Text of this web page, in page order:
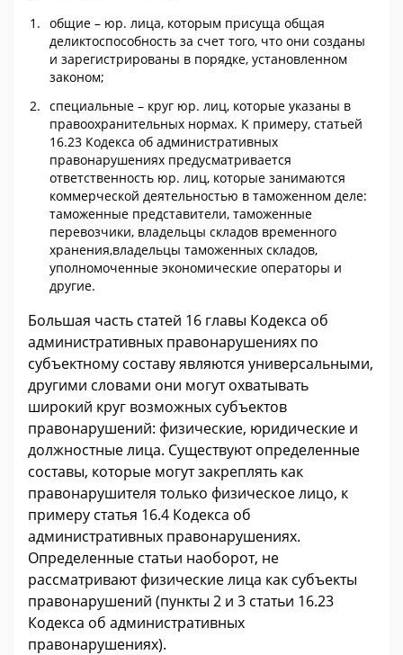
общие – юр. лица, которым присуща общая
деликтоспособность за счет того, что они созданы
и зарегистрированы в порядке, установленном
законом;
специальные – круг юр. лиц, которые указаны в
правоохранительных нормах. К примеру, статьей
16.23 Кодекса об административных
правонарушениях предусматривается
ответственность юр. лиц, которые занимаются
коммерческой деятельностью в таможенном деле:
таможенные представители, таможенные
перевозчики, владельцы складов временного
хранения,владельцы таможенных складов,
уполномоченные экономические операторы и
другие.
Большая часть статей 16 главы Кодекса об
административных правонарушениях по
субъектному составу являются универсальными,
другими словами они могут охватывать
широкий круг возможных субъектов
правонарушений: физические, юридические и
должностные лица. Существуют определенные
составы, которые могут закреплять как
правонарушителя только физическое лицо, к
примеру статья 16.4 Кодекса об
административных правонарушениях.
Определенные статьи наоборот, не
рассматривают физические лица как субъекты
правонарушений (пункты 2 и 3 статьи 16.23
Кодекса об административных
правонарушениях).